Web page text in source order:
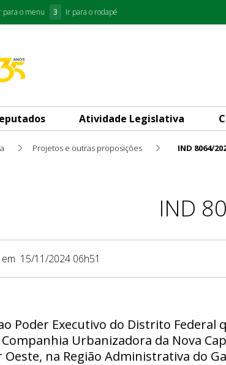
para o menu 3 Ir para o rodapé
Atividade Legislativa
Projetos e outras proposições IND 8064/
IND
15/11/2024 06h51
Poder Executivo do Distrito
Urbanizadora da Nova
Oeste, na Região Administrativa do